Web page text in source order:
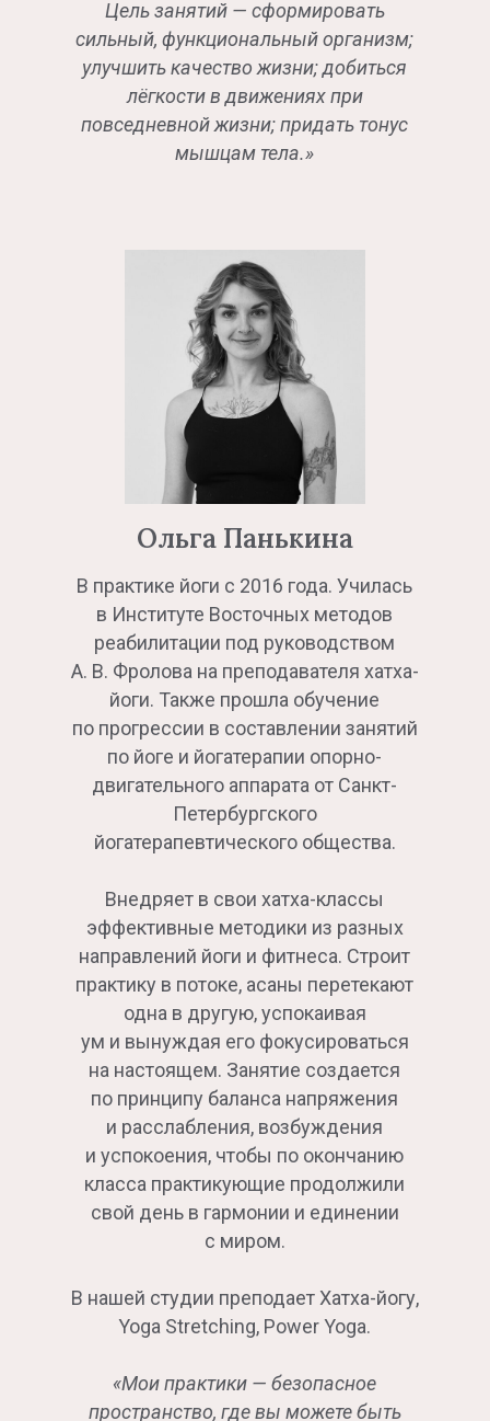
Цель занятий — сформировать
сильный, функциональный организм;
улучшить качество жизни; добиться
лёгкости в движениях при
повседневной жизни; придать тонус
мышцам тела.»
Ольга Панькина
В практике йоги с 2016 года. Училась
в Институте Восточных методов
реабилитации под руководством
А. В. Фролова на преподавателя хатха-
йоги. Также прошла обучение
по прогрессии в составлении занятий
по йоге и йогатерапии опорно-
двигательного аппарата от Санкт-
Петербургского
йогатерапевтического общества.
Внедряет в свои хатха-классы
эффективные методики из разных
направлений йоги и фитнеса. Строит
практику в потоке, асаны перетекают
одна в другую, успокаивая
ум и вынуждая его фокусироваться
на настоящем. Занятие создается
по принципу баланса напряжения
и расслабления, возбуждения
и успокоения, чтобы по окончанию
класса практикующие продолжили
свой день в гармонии и единении
с миром.
В нашей студии преподает Хатха-йогу,
Yoga Stretching, Power Yoga.
«Мои практики — безопасное
пространство, где вы можете быть